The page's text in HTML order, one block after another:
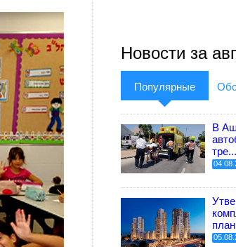
Новости за
Популярные
В
тре...